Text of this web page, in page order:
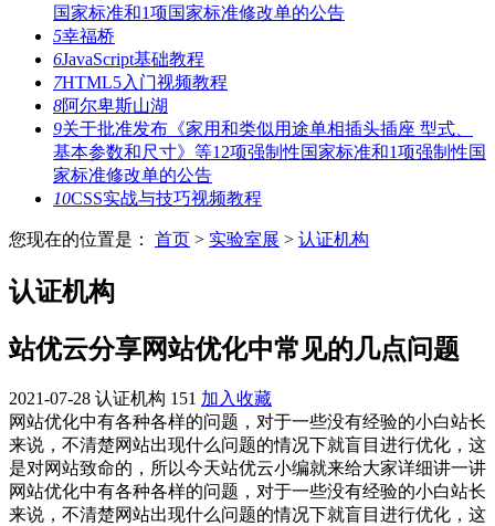
国家标准和1项国家标准修改单的公告
5幸福桥
6JavaScript基础教程
7HTML5入门视频教程
8阿尔卑斯山湖
9关于批准发布《家用和类似用途单相插头插座 型式、
基本参数和尺寸》等12项强制性国家标准和1项强制性国
家标准修改单的公告
10CSS实战与技巧视频教程
您现在的位置是： 首页 > 实验室展 > 认证机构
认证机构
站优云分享网站优化中常见的几点问题
2021-07-28 认证机构 151 加入收藏
网站优化中有各种各样的问题，对于一些没有经验的小白站长
来说，不清楚网站出现什么问题的情况下就盲目进行优化，这
是对网站致命的，所以今天站优云小编就来给大家详细讲一讲
网站优化中有各种各样的问题，对于一些没有经验的小白站长
来说，不清楚网站出现什么问题的情况下就盲目进行优化，这